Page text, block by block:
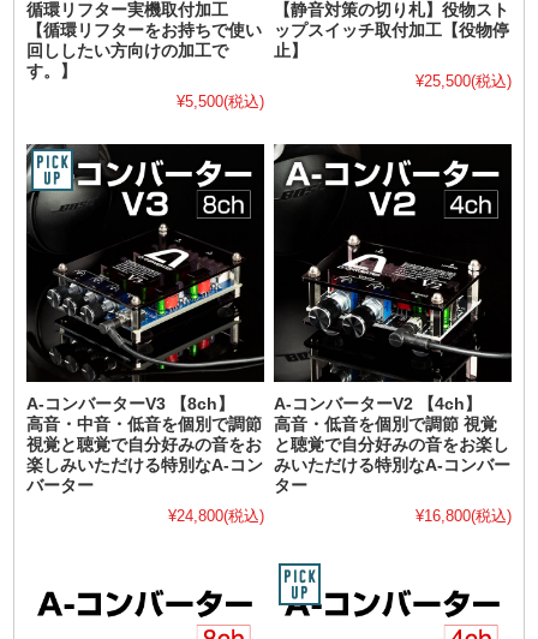
循環リフター実機取付加工
【循環リフターをお持ちで使い
回ししたい方向けの加工で
す。】
¥5,500(税込)
【静音対策の切り札】役物スト
ップスイッチ取付加工【役物停
止】
¥25,500(税込)
A-コンバーターV3 【8ch】
高音・中音・低音を個別で調節
視覚と聴覚で自分好みの音をお
楽しみいただける特別なA-コン
バーター
¥24,800(税込)
A-コンバーターV2 【4ch】
高音・低音を個別で調節 視覚
と聴覚で自分好みの音をお楽し
みいただける特別なA-コンバー
ター
¥16,800(税込)